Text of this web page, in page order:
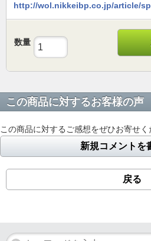
http://wol.nikkeibp.co.jp/article/
数量
この商品に対するお客様の声
この商品に対するご感想をぜひお寄せく
新規コメントを
戻る